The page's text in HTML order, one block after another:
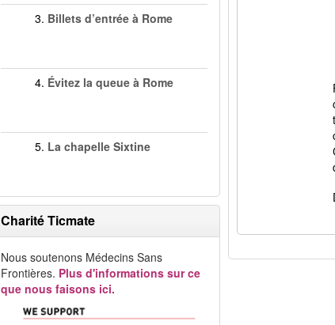
3. Billets d’entrée à Rome
4. Évitez la queue à Rome
5. La chapelle Sixtine
Charité Ticmate
Nous soutenons Médecins Sans
Frontières. Plus d'informations sur ce
que nous faisons ici.